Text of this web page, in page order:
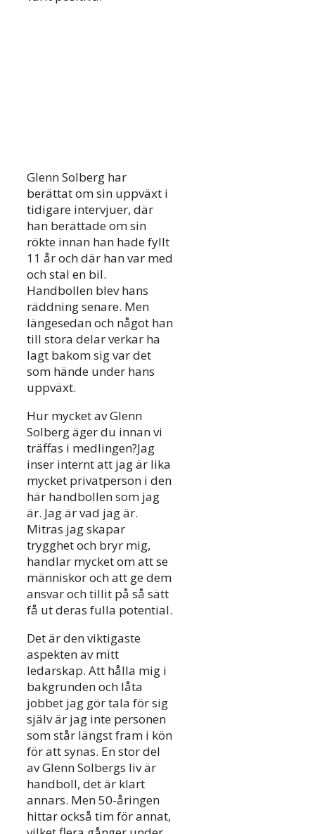
Glenn Solberg har
berättat om sin uppväxt i
tidigare intervjuer, där
han berättade om sin
rökte innan han hade fyllt
11 år och där han var med
och stal en bil.
Handbollen blev hans
räddning senare. Men
längesedan och något han
till stora delar verkar ha
lagt bakom sig var det
som hände under hans
uppväxt.
Hur mycket av Glenn
Solberg äger du innan vi
träffas i medlingen?Jag
inser internt att jag är lika
mycket privatperson i den
här handbollen som jag
är. Jag är vad jag är.
Mitras jag skapar
trygghet och bryr mig,
handlar mycket om att se
människor och att ge dem
ansvar och tillit på så sätt
få ut deras fulla potential.
Det är den viktigaste
aspekten av mitt
ledarskap. Att hålla mig i
bakgrunden och låta
jobbet jag gör tala för sig
själv är jag inte personen
som står längst fram i kön
för att synas. En stor del
av Glenn Solbergs liv är
handboll, det är klart
annars. Men 50-åringen
hittar också tim för annat,